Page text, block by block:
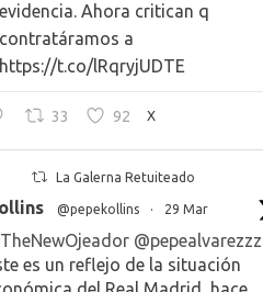
evidencia. Ahora critican q
contratáramos a
https://t.co/lRqryjUDTE
33 92 X
La Galerna Retuiteado
@pepekollins · 29 Mar
@pepealvarezzz
es un reflejo de la situación